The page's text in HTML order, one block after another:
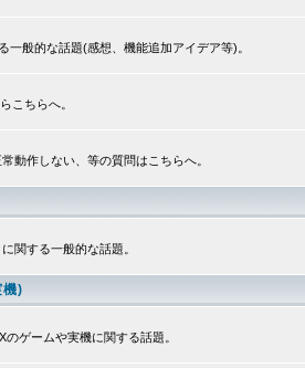
一般的な話題(感想、機能追加アイデア等)。
こちらへ。
動作しない、等の質問はこちらへ。
関する一般的な話題。
)
のゲームや実機に関する話題。